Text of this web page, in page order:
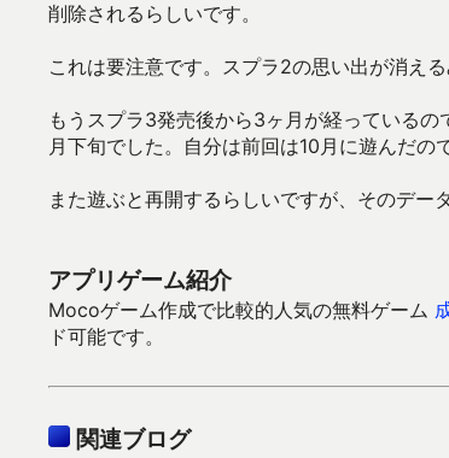
削除されるらしいです。
これは要注意です。スプラ2の思い出が消え
もうスプラ3発売後から3ヶ月が経っている
月下旬でした。自分は前回は10月に遊んだの
また遊ぶと再開するらしいですが、そのデー
アプリゲーム紹介
Mocoゲーム作成で比較的人気の無料ゲーム
ド可能です。
関連ブログ